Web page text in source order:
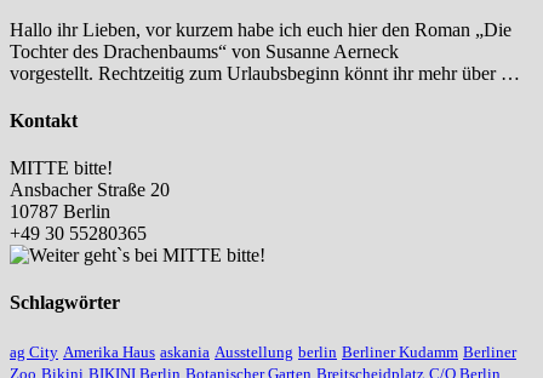
Hallo ihr Lieben, vor kurzem habe ich euch hier den Roman „Die
Tochter des Drachenbaums“ von Susanne Aerneck
vorgestellt. Rechtzeitig zum Urlaubsbeginn könnt ihr mehr über …
Kontakt
MITTE bitte!
Ansbacher Straße 20
10787 Berlin
+49 30 55280365
Schlagwörter
ag City Amerika Haus askania Ausstellung berlin Berliner Kudamm Berliner
Zoo Bikini BIKINI Berlin Botanischer Garten Breitscheidplatz C/O Berlin